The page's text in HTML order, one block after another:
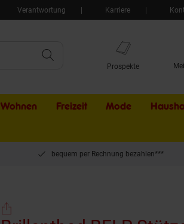
Verantwortung Karriere
Prospekte
Wohnen Freizeit Mode
bequem per Rechnung bezahlen***